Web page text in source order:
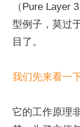
（Pure Layer
型例子，莫过
目了。
我们先来看一
它的工作原理